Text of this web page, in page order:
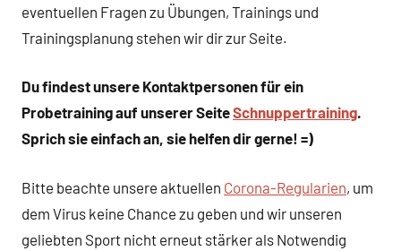
eventuellen Fragen zu Übungen, Trainings und
Trainingsplanung stehen wir dir zur Seite.
Du findest unsere Kontaktpersonen für ein
Probetraining auf unserer SeiteSchnuppertraining.
Sprich sie einfach an, sie helfen dir gerne! =)
Bitte beachte unsere aktuellen Corona-Regularien, um
dem Virus keine Chance zu geben und wir unseren
geliebten Sport nicht erneut stärker als Notwendig